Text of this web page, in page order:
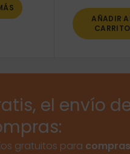
era:
1,35€.
AÑADIR
CARRITO
el envío
gratuitos para compras